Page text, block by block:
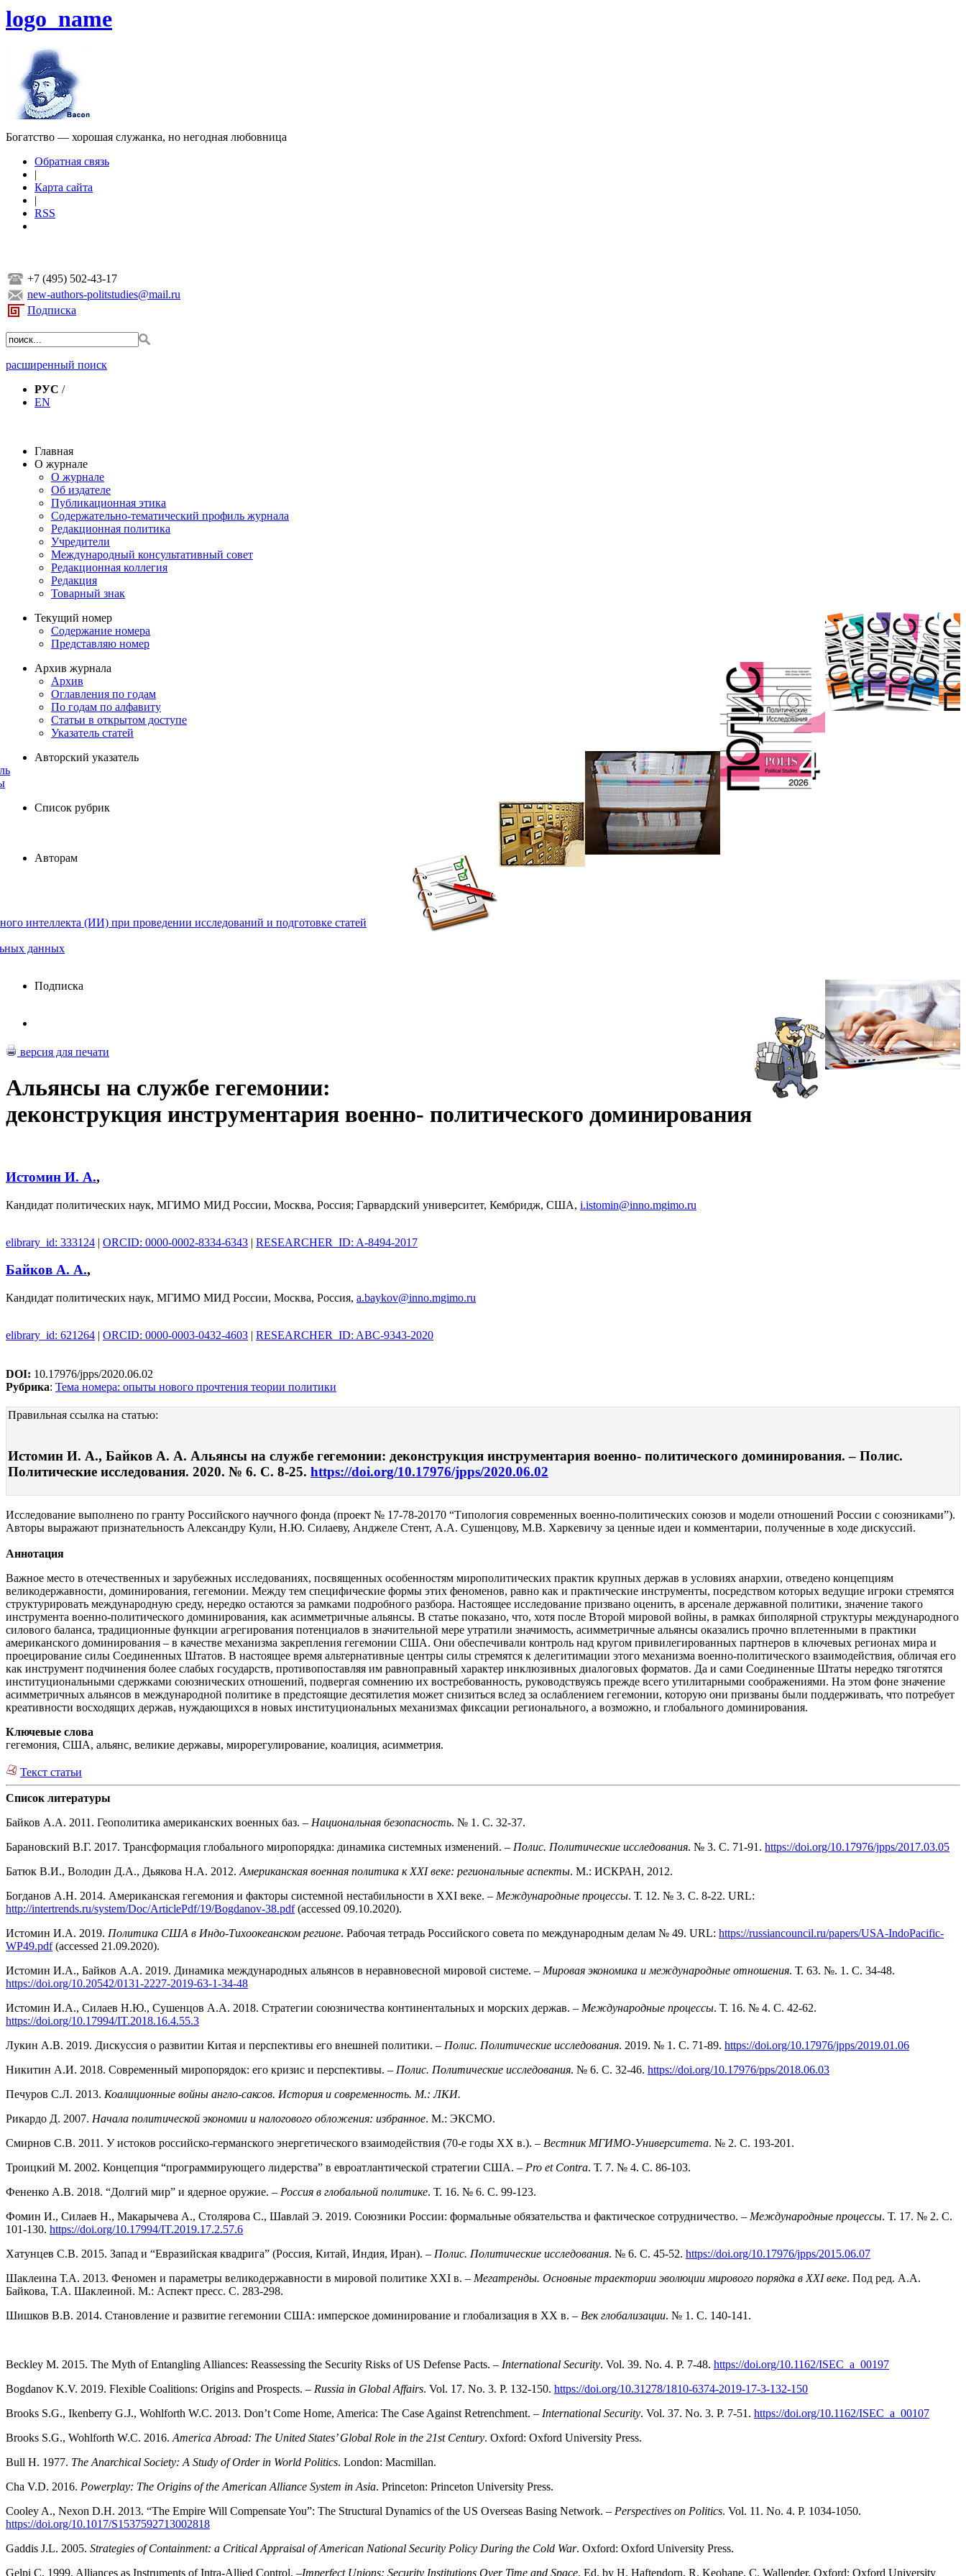
logo_name
Богатство — хорошая служанка, но негодная любовница
Обратная связь
|
Карта сайта
|
RSS
+7 (495) 502-43-17
new-authors-politstudies@mail.ru
Подписка
расширенный поиск
РУС /
EN
Главная
О журнале
О журнале
Об издателе
Публикационная этика
Содержательно-тематический профиль журнала
Редакционная политика
Учредители
Международный консультативный совет
Редакционная коллегия
Редакция
Товарный знак
Текущий номер
Содержание номера
Представляю номер
Архив журнала
Архив
Оглавления по годам
По годам по алфавиту
Статьи в открытом доступе
Указатель статей
Авторский указатель
Список рубрик
Авторам
интеллекта (ИИ) при проведении исследований и подготовке статей
данных
Подписка
версия для печати
Альянсы на службе гегемонии:
деконструкция инструментария военно- политического доминирования
Истомин И. А.,
Кандидат политических наук, МГИМО МИД России, Москва, Россия; Гарвардский университет, Кембридж, США, i.istomin@inno.mgimo.ru
elibrary_id: 333124 | ORCID: 0000-0002-8334-6343 | RESEARCHER_ID: A-8494-2017
Байков А. А.,
Кандидат политических наук, МГИМО МИД России, Москва, Россия, a.baykov@inno.mgimo.ru
elibrary_id: 621264 | ORCID: 0000-0003-0432-4603 | RESEARCHER_ID: ABC-9343-2020
DOI: 10.17976/jpps/2020.06.02
Рубрика: Тема номера: опыты нового прочтения теории политики
Правильная ссылка на статью:
Истомин И. А., Байков А. А. Альянсы на службе гегемонии: деконструкция инструментария военно- политического доминирования. – Полис.
Политические исследования. 2020. № 6. С. 8-25. https://doi.org/10.17976/jpps/2020.06.02
Исследование выполнено по гранту Российского научного фонда (проект № 17-78-20170 “Типология современных военно-политических союзов и модели отношений России с союзниками”).
Авторы выражают признательность Александру Кули, Н.Ю. Силаеву, Анджеле Стент, А.А. Сушенцову, М.В. Харкевичу за ценные идеи и комментарии, полученные в ходе дискуссий.
Аннотация
Важное место в отечественных и зарубежных исследованиях, посвященных особенностям мирополитических практик крупных держав в условиях анархии, отведено концепциям
великодержавности, доминирования, гегемонии. Между тем специфические формы этих феноменов, равно как и практические инструменты, посредством которых ведущие игроки стремятся
структурировать международную среду, нередко остаются за рамками подробного разбора. Настоящее исследование призвано оценить, в арсенале державной политики, значение такого
инструмента военно-политического доминирования, как асимметричные альянсы. В статье показано, что, хотя после Второй мировой войны, в рамках биполярной структуры международного
силового баланса, традиционные функции агрегирования потенциалов в значительной мере утратили значимость, асимметричные альянсы оказались прочно вплетенными в практики
американского доминирования – в качестве механизма закрепления гегемонии США. Они обеспечивали контроль над кругом привилегированных партнеров в ключевых регионах мира и
проецирование силы Соединенных Штатов. В настоящее время альтернативные центры силы стремятся к делегитимации этого механизма военно-политического взаимодействия, обличая его
как инструмент подчинения более слабых государств, противопоставляя им равноправный характер инклюзивных диалоговых форматов. Да и сами Соединенные Штаты нередко тяготятся
институциональными сдержками союзнических отношений, подвергая сомнению их востребованность, руководствуясь прежде всего утилитарными соображениями. На этом фоне значение
асимметричных альянсов в международной политике в предстоящие десятилетия может снизиться вслед за ослаблением гегемонии, которую они призваны были поддерживать, что потребует
креативности восходящих держав, нуждающихся в новых институциональных механизмах фиксации регионального, а возможно, и глобального доминирования.
Ключевые слова
гегемония, США, альянс, великие державы, мирорегулирование, коалиция, асимметрия.
Текст статьи
Список литературы
Байков А.А. 2011. Геополитика американских военных баз. – Национальная безопасность. № 1. С. 32-37.
Барановский В.Г. 2017. Трансформация глобального миропорядка: динамика системных изменений. – Полис. Политические исследования. № 3. С. 71-91. https://doi.org/10.17976/jpps/2017.03.05
Батюк В.И., Володин Д.А., Дьякова Н.А. 2012. Американская военная политика к XXI веке: региональные аспекты. М.: ИСКРАН, 2012.
Богданов А.Н. 2014. Американская гегемония и факторы системной нестабильности в XXI веке. – Международные процессы. Т. 12. № 3. С. 8-22. URL:
http://intertrends.ru/system/Doc/ArticlePdf/19/Bogdanov-38.pdf(accessed 09.10.2020).
Истомин И.А. 2019. Политика США в Индо-Тихоокеанском регионе. Рабочая тетрадь Российского совета по международным делам № 49. URL: https://russiancouncil.ru/papers/USA-IndoPacific-
WP49.pdf(accessed 21.09.2020).
Истомин И.А., Байков А.А. 2019. Динамика международных альянсов в неравновесной мировой системе. – Мировая экономика и международные отношения. Т. 63. №. 1. С. 34-48.
https://doi.org/10.20542/0131-2227-2019-63-1-34-48
Истомин И.А., Силаев Н.Ю., Сушенцов А.А. 2018. Стратегии союзничества континентальных и морских держав. – Международные процессы. Т. 16. № 4. С. 42-62.
https://doi.org/10.17994/IT.2018.16.4.55.3
Лукин А.В. 2019. Дискуссия о развитии Китая и перспективы его внешней политики. – Полис. Политические исследования. 2019. № 1. С. 71-89. https://doi.org/10.17976/jpps/2019.01.06
Никитин А.И. 2018. Современный миропорядок: его кризис и перспективы. – Полис. Политические исследования. № 6. С. 32-46. https://doi.org/10.17976/pps/2018.06.03
Печуров С.Л. 2013. Коалиционные войны англо-саксов. История и современность. М.: ЛКИ.
Рикардо Д. 2007. Начала политической экономии и налогового обложения: избранное. М.: ЭКСМО.
Смирнов C.В. 2011. У истоков российско-германского энергетического взаимодействия (70-е годы ХХ в.). – Вестник МГИМО-Университета. № 2. С. 193-201.
Троицкий М. 2002. Концепция “программирующего лидерства” в евроатлантической стратегии США. – Pro et Contra. Т. 7. № 4. С. 86-103.
Фененко А.В. 2018. “Долгий мир” и ядерное оружие. – Россия в глобальной политике. Т. 16. № 6. С. 99-123.
Фомин И., Силаев Н., Макарычева А., Столярова С., Шавлай Э. 2019. Союзники России: формальные обязательства и фактическое сотрудничество. – Международные процессы. Т. 17. № 2. С.
101-130. https://doi.org/10.17994/IT.2019.17.2.57.6
Хатунцев С.В. 2015. Запад и “Евразийская квадрига” (Россия, Китай, Индия, Иран). – Полис. Политические исследования. № 6. С. 45-52. https://doi.org/10.17976/jpps/2015.06.07
Шаклеина Т.А. 2013. Феномен и параметры великодержавности в мировой политике XXI в. – Мегатренды. Основные траектории эволюции мирового порядка в XXI веке. Под ред. А.А.
Байкова, Т.А. Шаклеиной. М.: Аспект пресс. С. 283-298.
Шишков В.В. 2014. Становление и развитие гегемонии США: имперское доминирование и глобализация в XX в. – Век глобализации. № 1. С. 140-141.
Beckley M. 2015. The Myth of Entangling Alliances: Reassessing the Security Risks of US Defense Pacts. – International Security. Vol. 39. No. 4. P. 7-48. https://doi.org/10.1162/ISEC_a_00197
Bogdanov K.V. 2019. Flexible Coalitions: Origins and Prospects. – Russia in Global Affairs. Vol. 17. No. 3. P. 132-150. https://doi.org/10.31278/1810-6374-2019-17-3-132-150
Brooks S.G., Ikenberry G.J., Wohlforth W.C. 2013. Don’t Come Home, America: The Case Against Retrenchment. – International Security. Vol. 37. No. 3. P. 7-51. https://doi.org/10.1162/ISEC_a_00107
Brooks S.G., Wohlforth W.C. 2016. America Abroad: The United States’ Global Role in the 21st Century. Oxford: Oxford University Press.
Bull H. 1977. The Anarchical Society: A Study of Order in World Politics. London: Macmillan.
Cha V.D. 2016. Powerplay: The Origins of the American Alliance System in Asia. Princeton: Princeton University Press.
Cooley A., Nexon D.H. 2013. “The Empire Will Compensate You”: The Structural Dynamics of the US Overseas Basing Network. – Perspectives on Politics. Vol. 11. No. 4. P. 1034-1050.
https://doi.org/10.1017/S1537592713002818
Gaddis J.L. 2005. Strategies of Containment: a Critical Appraisal of American National Security Policy During the Cold War. Oxford: Oxford University Press.
Gelpi C. 1999. Alliances as Instruments of Intra-Allied Control. –Imperfect Unions: Security Institutions Over Time and Space. Ed. by H. Haftendorn, R. Keohane, C. Wallender. Oxford: Oxford University